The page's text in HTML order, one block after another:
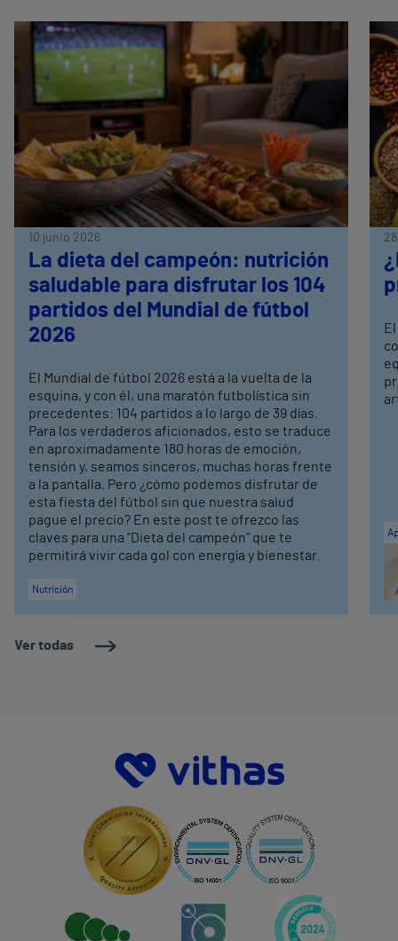
Ver todas
10 junio 2026
La dieta del campeón: nutrición
saludable para disfrutar los 104
partidos del Mundial de fútbol
2026
El Mundial de fútbol 2026 está a la vuelta de la
esquina, y con él, una maratón futbolística sin
precedentes: 104 partidos a lo largo de 39 días.
Para los verdaderos aficionados, esto se traduce
en aproximadamente 180 horas de emoción,
tensión y, seamos sinceros, muchas horas frente
a la pantalla. Pero ¿cómo podemos disfrutar de
esta fiesta del fútbol sin que nuestra salud
pague el precio? En este post te ofrezco las
claves para una "Dieta del campeón" que te
permitirá vivir cada gol con energía y bienestar.
Nutrición